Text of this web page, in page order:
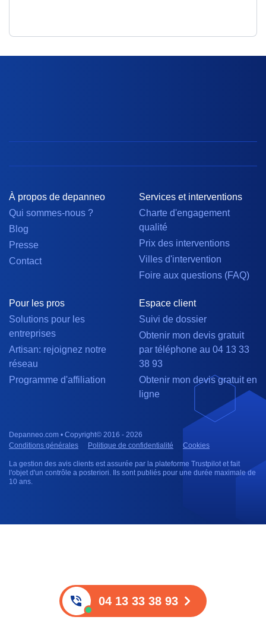
À propos de depanneo
Qui sommes-nous ?
Blog
Presse
Contact
Services et interventions
Charte d'engagement
qualité
Prix des interventions
Villes d'intervention
Foire aux questions (FAQ)
Pour les pros
Solutions pour les
entreprises
Artisan: rejoignez notre
réseau
Programme d'affiliation
Espace client
Suivi de dossier
Obtenir mon devis gratuit
par téléphone au 04 13 33
38 93
Obtenir mon devis gratuit en
ligne
Depanneo.com • Copyright© 2016 - 2026
Conditions générales
Politique de confidentialité Cookies
La gestion des avis clients est assurée par la plateforme Trustpilot et fait
l'objet d'un contrôle a posteriori. Ils sont publiés pour une durée maximale de
10 ans.
04 13 33 38 93